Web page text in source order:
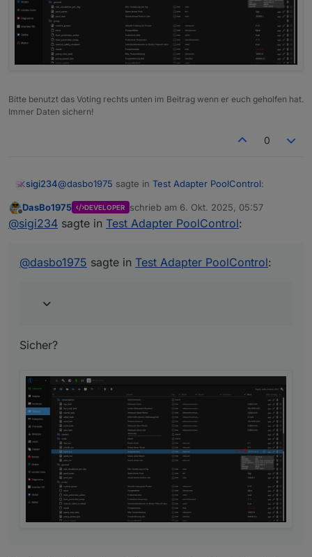
Bitte benutzt das Voting rechts unten im Beitrag wenn er euch geholfen hat.
Immer Daten sichern!
0
sigi234@dasbo1975 sagte in Test Adapter PoolControl:
Das macht der Resetbutton ebenfalls gleich mit in
Offline
DasBo1975 DEVELOPER schrieb am 6. Okt. 2025, 05:57
zuletzt editiert von
@sigi234 sagte in Test Adapter PoolControl:
@dasbo1975 sagte in Test Adapter PoolControl:
Sicher?